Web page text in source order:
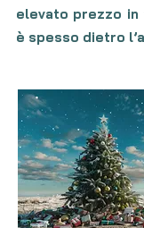
elevato prezzo in
è spesso dietro